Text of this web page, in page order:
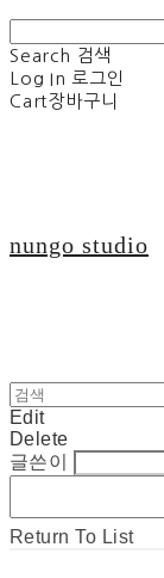
Search 검색
Log In 로그인
Cart장바구니
nungo studio
Edit
Delete
글쓴이
Return To List